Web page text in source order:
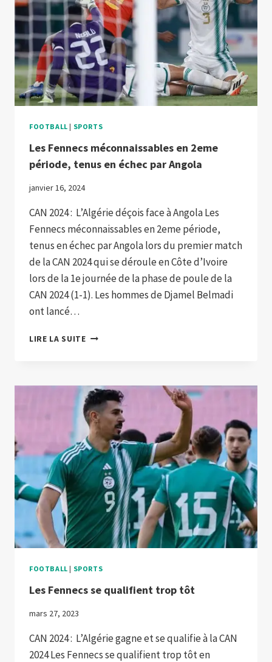
FOOTBALL | SPORTS
Les Fennecs méconnaissables en 2eme
période, tenus en échec par Angola
janvier 16, 2024
CAN 2024 : L’Algérie déçois face à Angola Les
Fennecs méconnaissables en 2eme période,
tenus en échec par Angola lors du premier match
de la CAN 2024 qui se déroule en Côte d’Ivoire
lors de la 1e journée de la phase de poule de la
CAN 2024 (1-1). Les hommes de Djamel Belmadi
ont lancé…
LIRE LA SUITELES
2EME
PÉRIODE,
TENUS
EN
ÉCHEC
PAR
ANGOLA
FOOTBALL | SPORTS
Les Fennecs se qualifient trop tôt
mars 27, 2023
CAN 2024 : L’Algérie gagne et se qualifie à la CAN
2024 Les Fennecs se qualifient trop tôt en